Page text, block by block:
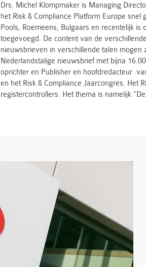
Drs. Michel Klompmaker is Managing
het Risk & Compliance Platform Europe
Pools, Roemeens, Bulgaars en recentelijk
toegevoegd. De content van de
nieuwsbrieven in verschillende talen
Nederlandstalige nieuwsbrief met bijna
oprichter en Publisher en hoofdredacteur
en het Risk & Compliance Jaarcongres. Het
registercontrollers. Het thema is namelijk